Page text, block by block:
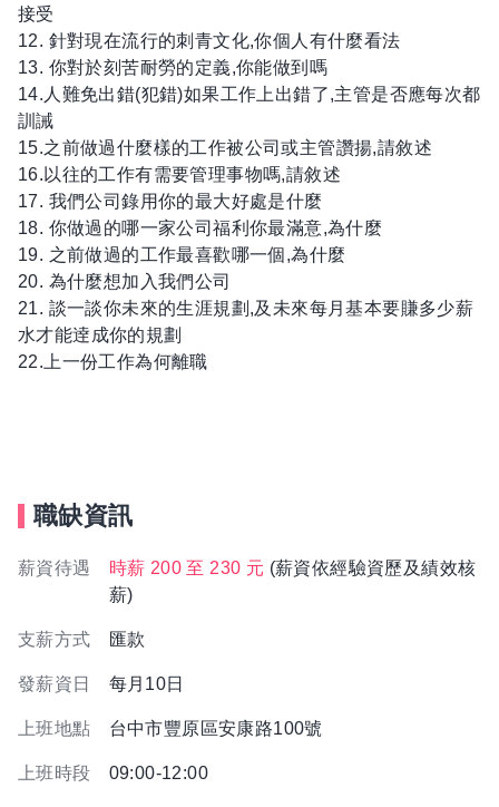
接受
12. 針對現在流行的刺青文化,你個人有什麼看法
13. 你對於刻苦耐勞的定義,你能做到嗎
14.人難免出錯(犯錯)如果工作上出錯了,主管是否應每次都
訓誡
15.之前做過什麼樣的工作被公司或主管讚揚,請敘述
16.以往的工作有需要管理事物嗎,請敘述
17. 我們公司錄用你的最大好處是什麼
18. 你做過的哪一家公司福利你最滿意,為什麼
19. 之前做過的工作最喜歡哪一個,為什麼
20. 為什麼想加入我們公司
21. 談一談你未來的生涯規劃,及未來每月基本要賺多少薪
水才能逹成你的規劃
22.上一份工作為何離職
職缺資訊
薪資待遇 時薪 200 至 230 元 (薪資依經驗資歷及績效核
薪)
支薪方式 匯款
發薪資日 每月10日
上班地點 台中市豐原區安康路100號
上班時段 09:00-12:00